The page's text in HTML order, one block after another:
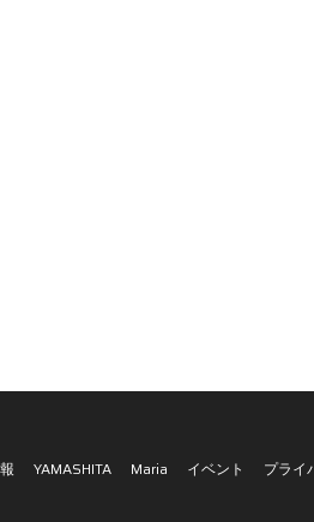
YAMASHITA Maria イベント プライ